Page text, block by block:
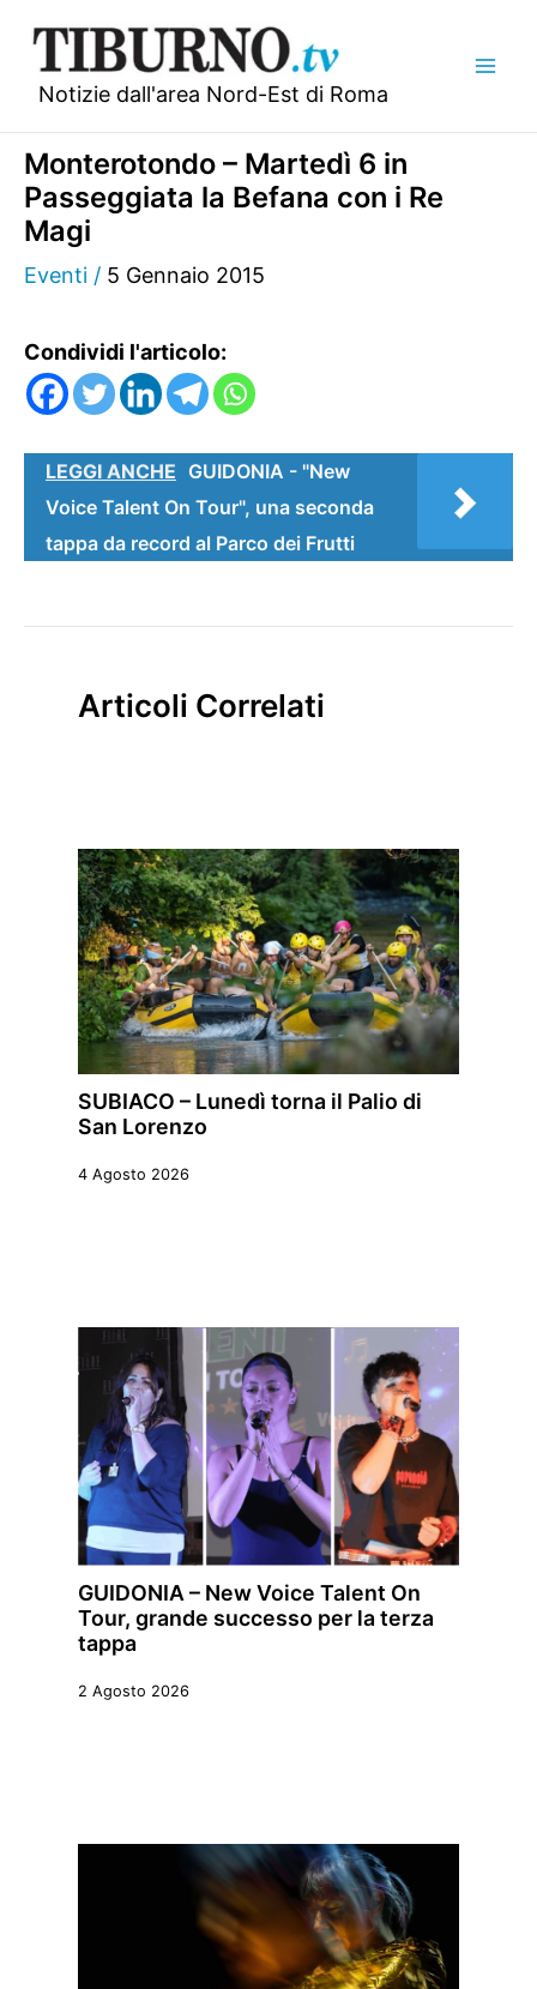
contenuto
Notizie dall'area Nord-Est di Roma
Monterotondo – Martedì 6 in
Passeggiata la Befana con i Re
Magi
Eventi / 5 Gennaio 2015
Condividi l'articolo:
LEGGI ANCHE GUIDONIA - "New
Voice Talent On Tour", una seconda
tappa da record al Parco dei Frutti
Articoli Correlati
SUBIACO – Lunedì torna il Palio di
San Lorenzo
4 Agosto 2026
GUIDONIA – New Voice Talent On
Tour, grande successo per la terza
tappa
2 Agosto 2026